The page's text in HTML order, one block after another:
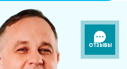
ОТЗЫВЫ